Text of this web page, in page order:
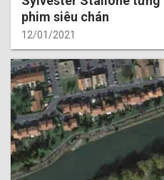
phim siêu chán
12/01/2021